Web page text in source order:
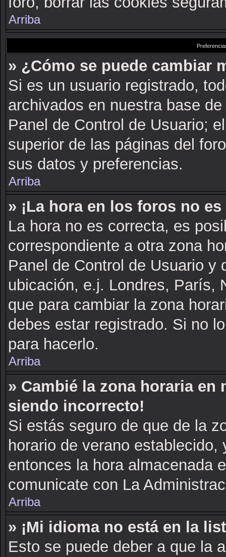
Arriba
» ¿Cómo se puede cambiar
Si es un usuario registrado,
archivados en nuestra base
Panel de Control de Usuario;
superior de las páginas del
sus datos y preferencias.
Arriba
» ¡La hora en los foros no
La hora no es correcta, es
correspondiente a otra zona
Panel de Control de Usuario y
ubicación, e.j. Londres, París,
que para cambiar la zona
debes estar registrado. Si no
para hacerlo.
Arriba
» Cambié la zona horaria en
siendo incorrecto!
Si estás seguro de que de la
horario de verano
entonces la hora almacenada
comunicate con La
Arriba
» ¡Mi idioma no está en la
Esto se puede deber a que la